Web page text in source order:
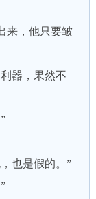
，他只要皱
器，果然不
也是假的。”